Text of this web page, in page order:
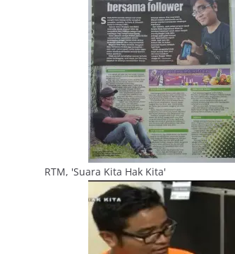
RTM, 'Suara Kita Hak Kita'